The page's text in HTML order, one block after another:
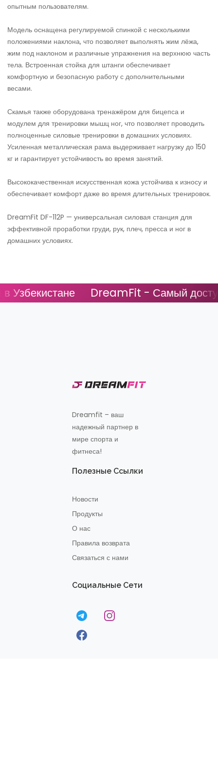
опытным пользователям.
Модель оснащена регулируемой спинкой с несколькими
положениями наклона, что позволяет выполнять жим лёжа,
жим под наклоном и различные упражнения на верхнюю часть
тела. Встроенная стойка для штанги обеспечивает
комфортную и безопасную работу с дополнительными
весами.
Скамья также оборудована тренажёром для бицепса и
модулем для тренировки мышц ног, что позволяет проводить
полноценные силовые тренировки в домашних условиях.
Усиленная металлическая рама выдерживает нагрузку до 150
кг и гарантирует устойчивость во время занятий.
Высококачественная искусственная кожа устойчива к износу и
обеспечивает комфорт даже во время длительных тренировок.
DreamFit DF-112P — универсальная силовая станция для
эффективной проработки груди, рук, плеч, пресса и ног в
домашних условиях.
DreamFit - Самый
Dreamfit – ваш
надежный партнер в
мире спорта и
фитнеса!
Полезные Ссылки
Новости
Продукты
О нас
Правила возврата
Связаться с нами
Социальные Сети